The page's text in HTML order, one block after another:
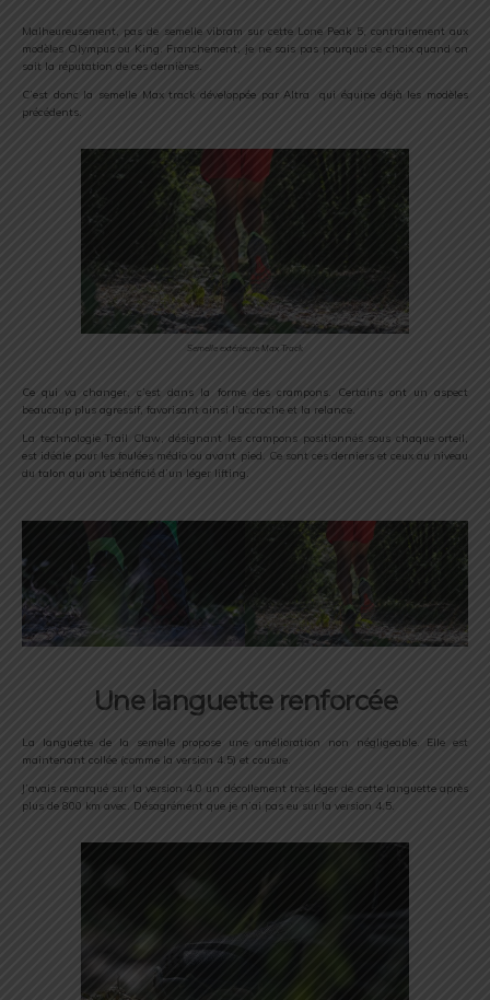
Malheureusement, pas de semelle vibram sur cette Lone Peak 5, contrairement aux
modèles Olympus ou King. Franchement, je ne sais pas pourquoi ce choix quand on
sait la réputation de ces dernières.
C’est donc la semelle Max track développée par Altra qui équipe déjà les modèles
précédents.
Semelle extérieure Max Track
Ce qui va changer, c’est dans la forme des crampons. Certains ont un aspect
beaucoup plus agressif, favorisant ainsi l’accroche et la relance.
La technologie Trail Claw, désignant les crampons positionnés sous chaque orteil,
est idéale pour les foulées médio ou avant pied. Ce sont ces derniers et ceux au niveau
du talon qui ont bénéficié d’un léger lifting.
Une languette renforcée
La languette de la semelle propose une amélioration non négligeable. Elle est
maintenant collée (comme la version 4.5) et cousue.
J’avais remarqué sur la version 4.0 un décollement très léger de cette languette après
plus de 800 km avec. Désagrément que je n’ai pas eu sur la version 4.5.